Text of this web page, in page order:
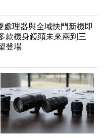
處理器與全域快門新機即
款機身鏡頭未來兩到三
登場